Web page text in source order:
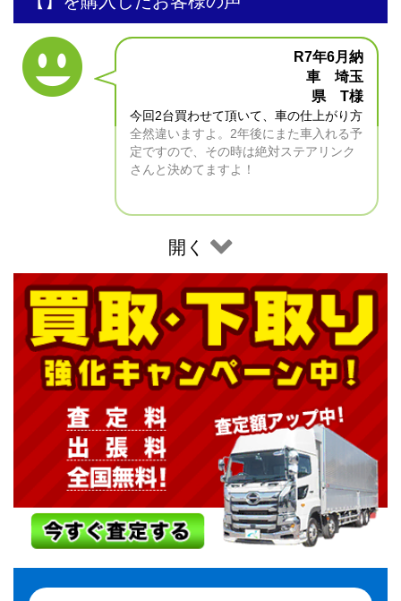
R7年6月納
車 埼玉
県 T様
今回2台買わせて頂いて、車の仕上がり方
全然違いますよ。2年後にまた車入れる予
定ですので、その時は絶対ステアリンク
さんと決めてますよ！
開く